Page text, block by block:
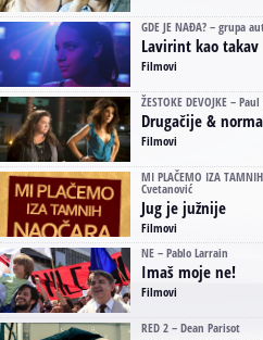
GDE JE NAĐA? – grupa
Lavirint kao takav
Filmovi
ŽESTOKE DEVOJKE –
Drugačije &
Filmovi
MI PLAČEMO IZA
Cvetanović
Jug je južnije
Filmovi
NE – Pablo Larrain
Imaš moje ne!
Filmovi
RED 2 – Dean Parisot